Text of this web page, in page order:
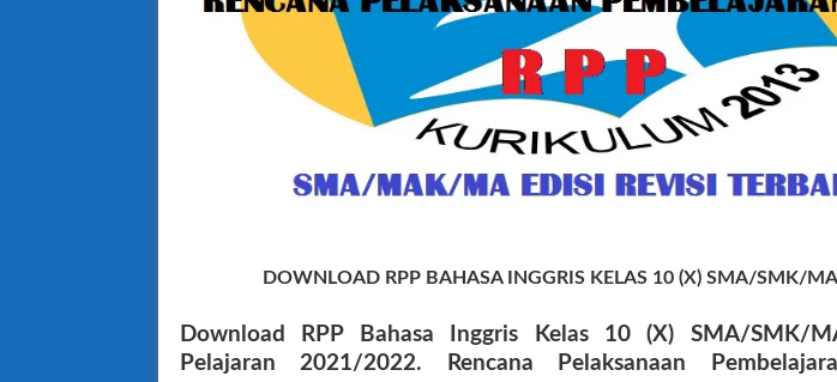
DOWNLOAD RPP BAHASA INGGRIS KELAS 10 (X) SMA/SMK/MA
Download RPP Bahasa Inggris Kelas 10 (X) SMA/SMK/
Pelajaran 2021/2022. Rencana Pelaksanaan